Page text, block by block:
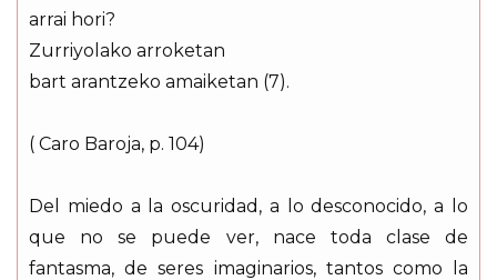
arrai hori?
Zurriyolako arroketan
bart arantzeko amaiketan (7).
( Caro Baroja, p. 104)
Del miedo a la oscuridad, a lo desconocido, a lo
que no se puede ver, nace toda clase de
fantasma, de seres imaginarios, tantos como la